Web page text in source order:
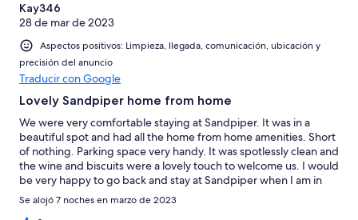
Kay346
28 de mar de 2023
Aspectos positivos: Limpieza, llegada, comunicación, ubicación y
precisión del anuncio
Traducir con Google
Lovely Sandpiper home from home
We were very comfortable staying at Sandpiper. It was in a
beautiful spot and had all the home from home amenities. Short
of nothing. Parking space very handy. It was spotlessly clean and
the wine and biscuits were a lovely touch to welcome us. I would
be very happy to go back and stay at Sandpiper when I am in
Cornwall again for sure.
Se alojó 7 noches en marzo de 2023